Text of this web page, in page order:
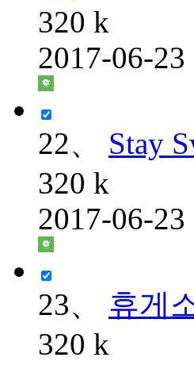
320 k
2017-06-23
22、
Stay
320 k
2017-06-23
23、
휴게
320 k